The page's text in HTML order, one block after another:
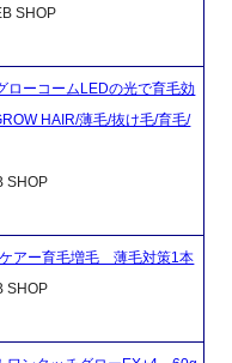
SHOP
ローコームLEDの光で育毛効
HAIR/薄毛/抜け毛/育毛/
SHOP
アー育毛増毛 薄毛対策1本
SHOP